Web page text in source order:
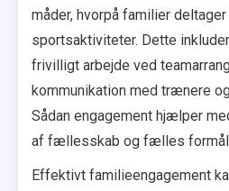
måder, hvorpå familier
sportsaktiviteter. Dette
frivilligt arbejde ved
kommunikation med trænere
Sådan engagement hjælper
af fællesskab og fælles formål
Effektivt familieengagement